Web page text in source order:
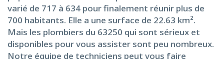
varié de 717 à 634 pour finalement réunir plus de
700 habitants. Elle a une surface de 22.63 km².
Mais les plombiers du 63250 qui sont sérieux et
disponibles pour vous assister sont peu nombreux.
Notre équipe de techniciens peut vous faire